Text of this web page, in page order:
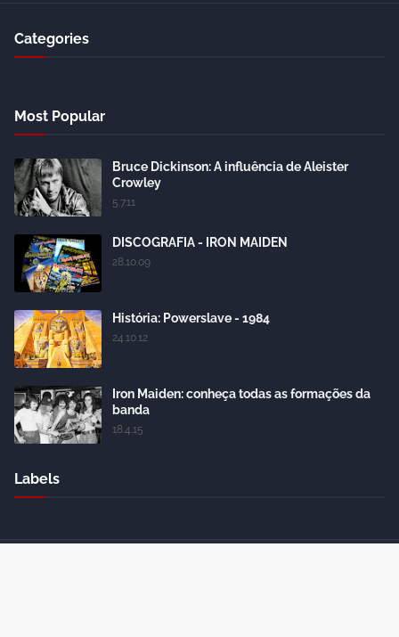
Categories
Most Popular
Bruce Dickinson: A influência de Aleister
Crowley
5.7.11
DISCOGRAFIA - IRON MAIDEN
28.10.09
História: Powerslave - 1984
24.10.12
Iron Maiden: conheça todas as formações da
banda
18.4.15
Labels